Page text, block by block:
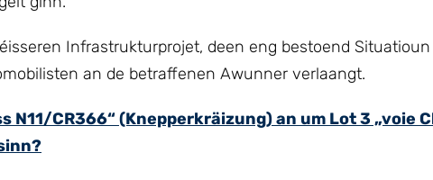
Infrastrukturprojet, deen eng bestoend
an de betraffenen Awunner verlaangt.
N11/CR366“ (Knepperkräizung) an um Lot 3 „voie